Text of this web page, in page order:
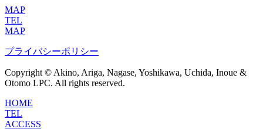
MAP
TEL
MAP
プライバシーポリシー
Copyright © Akino, Ariga, Nagase, Yoshikawa, Uchida, Inoue &
Otomo LPC. All rights reserved.
HOME
TEL
ACCESS